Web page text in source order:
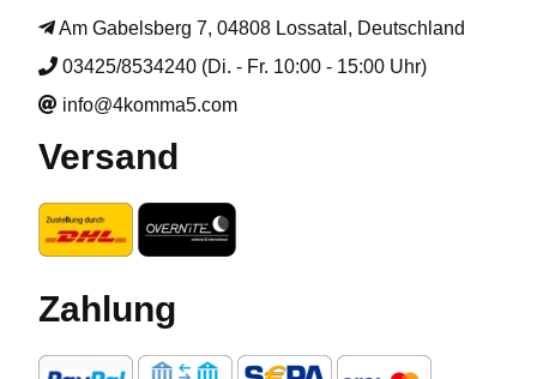
Am Gabelsberg 7, 04808 Lossatal, Deutschland
03425/8534240 (Di. - Fr. 10:00 - 15:00 Uhr)
info@4komma5.com
Versand
Zahlung